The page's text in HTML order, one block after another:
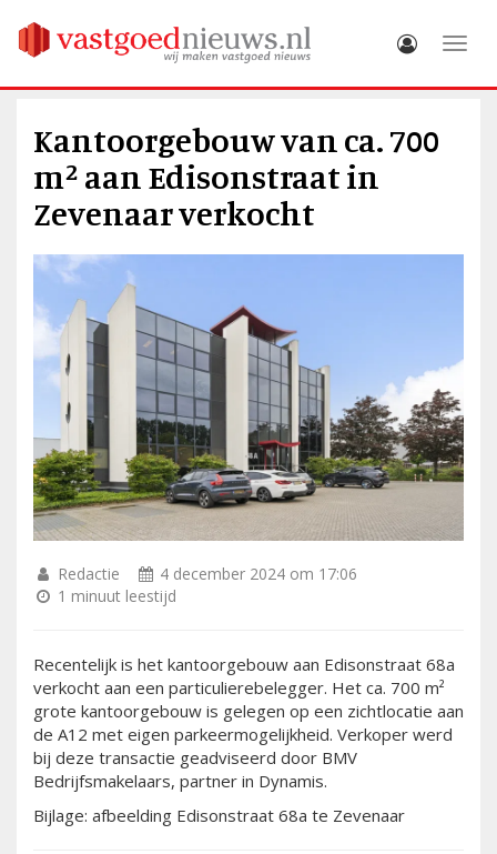
Kantoorgebouw van ca. 700
m² aan Edisonstraat in
Zevenaar verkocht
Redactie
4 december 2024 om 17:06
1 minuut leestijd
Recentelijk is het kantoorgebouw aan Edisonstraat 68a
verkocht aan een particulierebelegger. Het ca. 700 m²
grote kantoorgebouw is gelegen op een zichtlocatie aan
de A12 met eigen parkeermogelijkheid. Verkoper werd
bij deze transactie geadviseerd door BMV
Bedrijfsmakelaars, partner in Dynamis.
Bijlage: afbeelding Edisonstraat 68a te Zevenaar